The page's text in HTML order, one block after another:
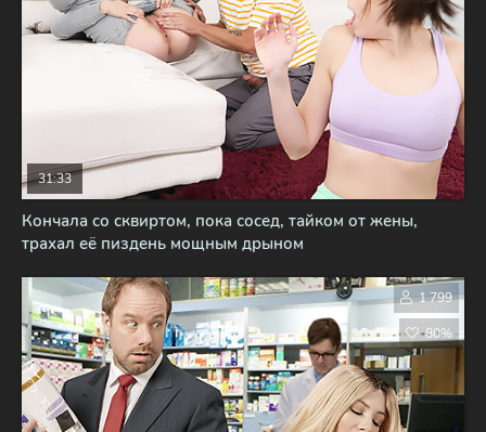
Кончала со сквиртом, пока сосед, тайком от жены,
трахал её пиздень мощным дрыном
31:33
1 799
80%